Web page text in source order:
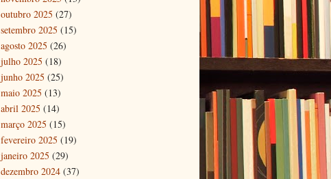
outubro 2025 (27)
setembro 2025 (15)
agosto 2025 (26)
julho 2025 (18)
junho 2025 (25)
maio 2025 (13)
abril 2025 (14)
março 2025 (15)
fevereiro 2025 (19)
janeiro 2025 (29)
dezembro 2024 (37)